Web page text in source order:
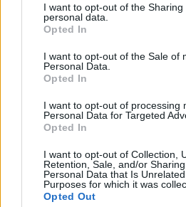
I want to opt-out of the Sharing
personal data.
Opted In
I want to opt-out of the Sale of
Personal Data.
Opted In
I want to opt-out of processing
Personal Data for Targeted
Opted In
I want to opt-out of Collection,
Retention, Sale, and/or
Personal Data that Is
Purposes for which it was
Opted Out
ΡΟΗ ΕΙΔΗΣΕΩΝ
ΠΕΡΙΦΕΡΕΙΕΣ
OTA LEAKS
ΣΥΝΕΝΤΕΥΞΕΙΣ
ΑΠΟΨΕΙΣ